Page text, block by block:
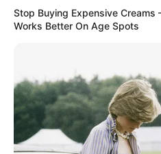
Stop Buying Expensive Creams
Works Better On Age Spots